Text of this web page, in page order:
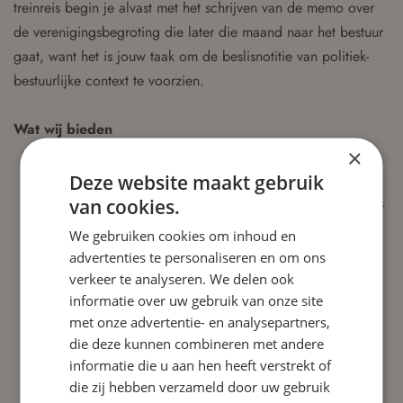
treinreis begin je alvast met het schrijven van de memo over
de verenigingsbegroting die later die maand naar het bestuur
gaat, want het is jouw taak om de beslisnotitie van politiek-
bestuurlijke context te voorzien.
Wat wij bieden
Een contract voor één jaar met uitzicht op een contract
voor onbepaalde tijd.
Een salaris in schaal 11, maximaal € 6.122,12 bruto (o.b.v.
36 uur). Per 1 januari 2026 wordt het salaris met 1,5%
verhoogd (cao-verhoging).
Met de salarisbetaling van november 2025 wordt €
1.000,- eenmalig uitbetaald (op basis van 36 uur per
week, deeltijd is naar rato).
Naast je salaris een individueel keuzebudget (IKB) van
22,37%. Dit is inclusief o.a. 8% vakantiegeld en 8,3%
eindejaarsuitkering. Het IKB kan maandelijks worden
×
Deze website maakt gebruik
van cookies.
We gebruiken cookies om inhoud en
advertenties te personaliseren en om ons
verkeer te analyseren. We delen ook
informatie over uw gebruik van onze site
met onze advertentie- en analysepartners,
die deze kunnen combineren met andere
informatie die u aan hen heeft verstrekt of
die zij hebben verzameld door uw gebruik